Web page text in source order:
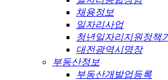
채용정보
일자리사업
청년일자리지원정책
대전광역시명장
부동산정보
부동산개발업등록